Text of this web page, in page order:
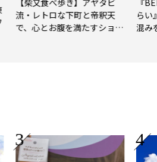
流・レトロな下町と帝釈天
で、心とお腹を満たすショー
らい
混み